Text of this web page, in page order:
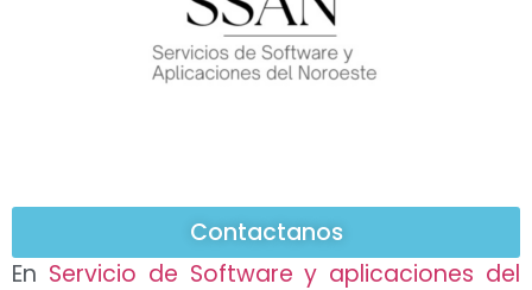
Contactanos
En Servicio de Software y aplicaciones del